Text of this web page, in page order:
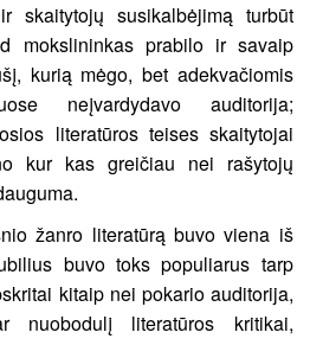
skaitytojų susikalbėjimą turbūt
mokslininkas prabilo ir savaip
kurią mėgo, bet adekvačiomis
neįvardydavo auditorija;
literatūros teises skaitytojai
kur kas greičiau nei rašytojų
žanro literatūrą buvo viena iš
buvo toks populiarus tarp
kitaip nei pokario auditorija,
nuobodulį literatūros kritikai,